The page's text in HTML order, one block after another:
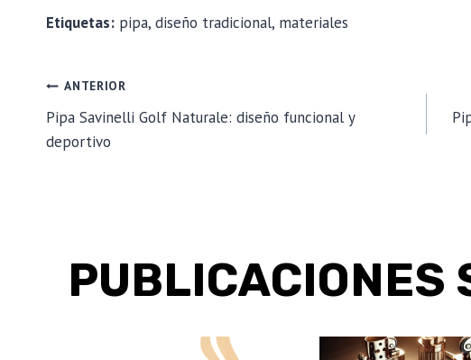
Etiquetas: pipa, diseño tradicional, materiales
NAVEGACIÓN
DE
ANTERIOR
Pipa Savinelli Golf Naturale: diseño funcional y
deportivo
PUBLICACIONES